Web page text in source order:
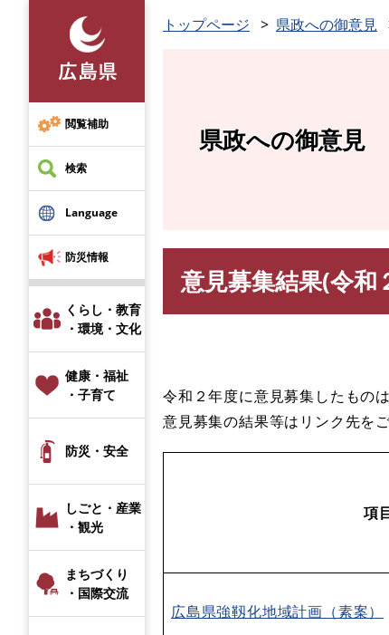
先
頭
で
す
閲覧補助
検索
Language
防災情報
くらし・教育
・環境・文化
健康・福祉
・子育て
防災・安全
しごと・産業
・観光
まちづくり
・国際交流
トップページ 県政への御意見
県政への御意見
意見募集結果(令和
令和２年度に意見募集したもの
意見募集の結果等はリンク先をご
項
広島県強靱化地域計画（素案）